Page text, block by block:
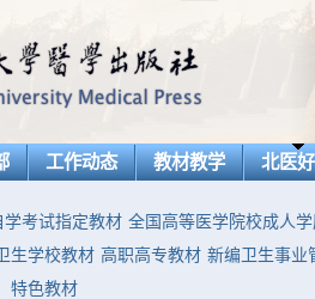
工作动态 教材教学 北医
考试指定教材 全国高等医学院校成人
生学校教材 高职高专教材 新编卫生事业
特色教材